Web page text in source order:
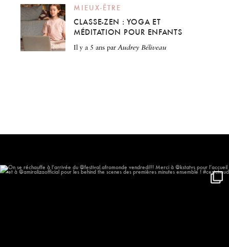
MIEUX-ÊTRE
CLASSE-ZEN : YOGA ET
MÉDITATION POUR ENFANTS
il y a 5 ans parAudrey Béliveau